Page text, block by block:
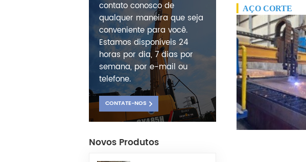
contato conosco de
qualquer maneira que seja
conveniente para você.
Estamos disponíveis 24
horas por dia, 7 dias por
semana, por e-mail ou
telefone.
CONTATE-NOS
Novos Produtos
AÇOCORTE